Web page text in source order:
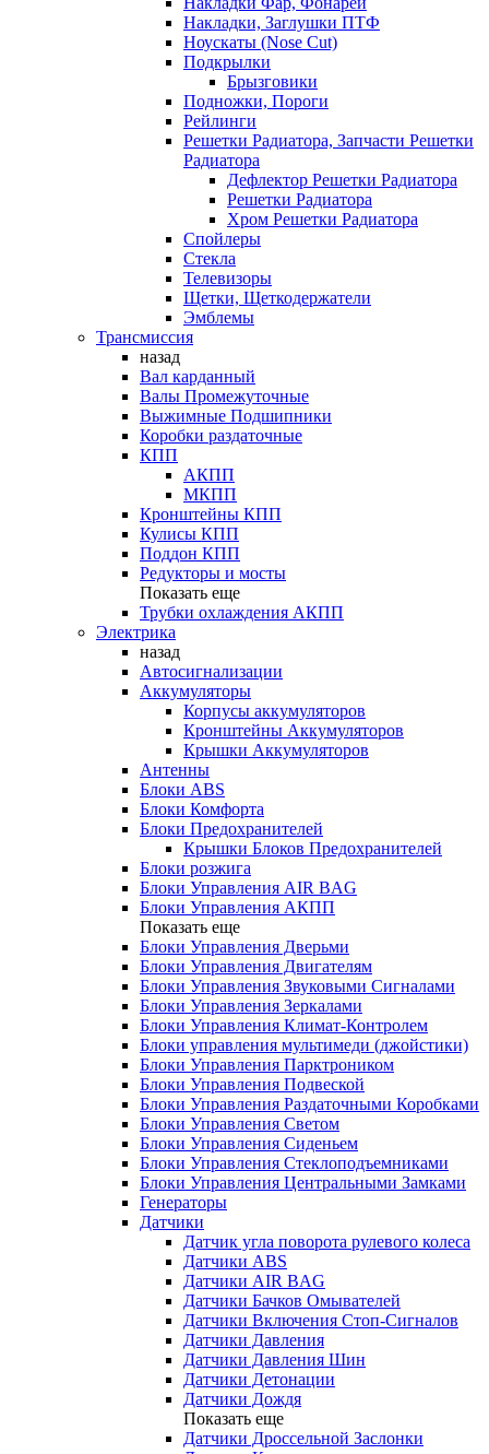
Накладки, Заглушки ПТФ
Ноускаты (Nose Cut)
Подкрылки
Брызговики
Подножки, Пороги
Рейлинги
Решетки Радиатора, Запчасти Решетки
Радиатора
Дефлектор Решетки Радиатора
Решетки Радиатора
Хром Решетки Радиатора
Спойлеры
Стекла
Телевизоры
Щетки, Щеткодержатели
Эмблемы
Трансмиссия
назад
Вал карданный
Валы Промежуточные
Выжимные Подшипники
Коробки раздаточные
КПП
АКПП
МКПП
Кронштейны КПП
Кулисы КПП
Поддон КПП
Редукторы и мосты
Показать еще
Трубки охлаждения АКПП
Электрика
назад
Автосигнализации
Аккумуляторы
Корпусы аккумуляторов
Кронштейны Аккумуляторов
Крышки Аккумуляторов
Антенны
Блоки ABS
Блоки Комфорта
Блоки Предохранителей
Крышки Блоков Предохранителей
Блоки розжига
Блоки Управления AIR BAG
Блоки Управления АКПП
Показать еще
Блоки Управления Дверьми
Блоки Управления Двигателям
Блоки Управления Звуковыми Сигналами
Блоки Управления Зеркалами
Блоки Управления Климат-Контролем
Блоки управления мультимеди (джойстики)
Блоки Управления Парктроником
Блоки Управления Подвеской
Блоки Управления Раздаточными Коробками
Блоки Управления Светом
Блоки Управления Сиденьем
Блоки Управления Стеклоподъемниками
Блоки Управления Центральными Замками
Генераторы
Датчики
Датчик угла поворота рулевого колеса
Датчики ABS
Датчики AIR BAG
Датчики Бачков Омывателей
Датчики Включения Стоп-Сигналов
Датчики Давления
Датчики Давления Шин
Датчики Детонации
Датчики Дождя
Показать еще
Датчики Дроссельной Заслонки